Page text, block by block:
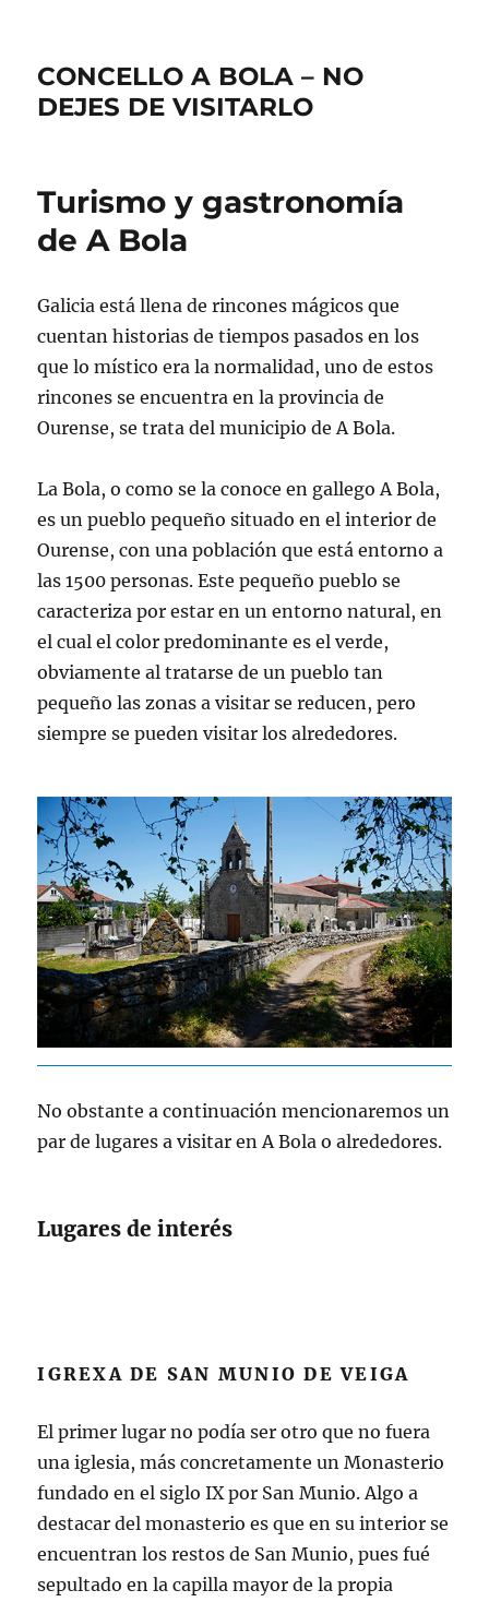
CONCELLO A BOLA – NO
DEJES DE VISITARLO
Turismo y gastronomía
de A Bola
Galicia está llena de rincones mágicos que
cuentan historias de tiempos pasados en los
que lo místico era la normalidad, uno de estos
rincones se encuentra en la provincia de
Ourense, se trata del municipio de A Bola.
La Bola, o como se la conoce en gallego A Bola,
es un pueblo pequeño situado en el interior de
Ourense, con una población que está entorno a
las 1500 personas. Este pequeño pueblo se
caracteriza por estar en un entorno natural, en
el cual el color predominante es el verde,
obviamente al tratarse de un pueblo tan
pequeño las zonas a visitar se reducen, pero
siempre se pueden visitar los alrededores.
No obstante a continuación mencionaremos un
par de lugares a visitar en A Bola o alrededores.
Lugares de interés
IGREXA DE SAN MUNIO DE VEIGA
El primer lugar no podía ser otro que no fuera
una iglesia, más concretamente un Monasterio
fundado en el siglo IX por San Munio. Algo a
destacar del monasterio es que en su interior se
encuentran los restos de San Munio, pues fué
sepultado en la capilla mayor de la propia